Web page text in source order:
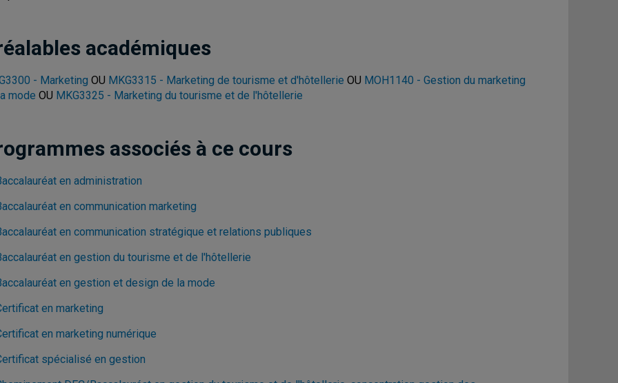
académiques
- Marketing OU MKG3315 - Marketing de tourisme et d'hôtellerie OU MOH1140 - Gestion du marketing
mode OU MKG3325 - Marketing du tourisme et de l'hôtellerie
associés à ce cours
en administration
en communication marketing
en communication stratégique et relations publiques
en gestion du tourisme et de l'hôtellerie
en gestion et design de la mode
en marketing
en marketing numérique
spécialisé en gestion